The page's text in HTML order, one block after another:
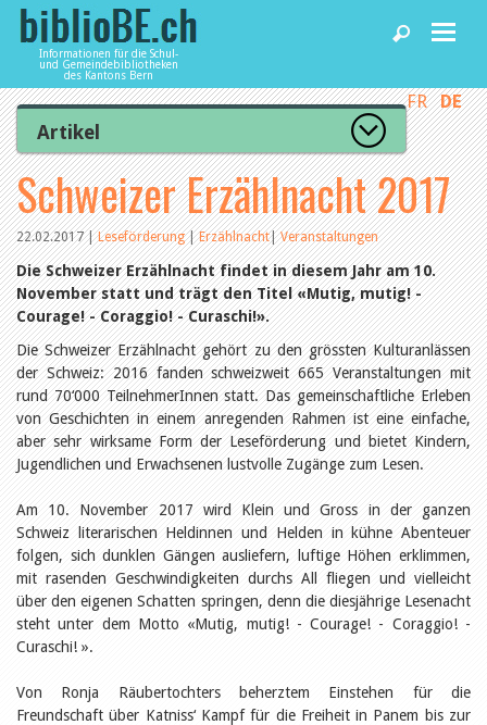
Informationen für die Schul-
und Gemeindebibliotheken
des Kantons Bern
Home
News und Fachbeiträge
Bibliotheken
Agenda
Dienstleistungen
biblioBE nutzen
FR DE
Artikel
Zur Artikelübersicht
Lesenswert
Gut bewertet
Kategorien
Aus dem Amt für Kultur
Aus der Kommission
Aus den Bibliotheken
Organisation
Raum und Infrastruktur
Bestand
Benutzung
Finanzen
Personal
Qualitätsmanagement
Recht und Politik
Leseförderung
Aus aller Welt
Verschiedenes
Lesetipps
Tags
Aus- und Weiterbildung
Veranstaltungen
Bibliothek und Schule
Bibliotheksförderung
Schweizer Erzählnacht 2017
22.02.2017|Leseförderung|Erzählnacht|Veranstaltungen
Die Schweizer Erzählnacht findet in diesem Jahr am 10.
November statt und trägt den Titel «Mutig, mutig! -
Courage! - Coraggio! - Curaschi!».
Die Schweizer Erzählnacht gehört zu den grössten Kulturanlässen
der Schweiz: 2016 fanden schweizweit 665 Veranstaltungen mit
rund 70‘000 TeilnehmerInnen statt. Das gemeinschaftliche Erleben
von Geschichten in einem anregenden Rahmen ist eine einfache,
aber sehr wirksame Form der Leseförderung und bietet Kindern,
Jugendlichen und Erwachsenen lustvolle Zugänge zum Lesen.
Am 10. November 2017 wird Klein und Gross in der ganzen
Schweiz literarischen Heldinnen und Helden in kühne Abenteuer
folgen, sich dunklen Gängen ausliefern, luftige Höhen erklimmen,
mit rasenden Geschwindigkeiten durchs All fliegen und vielleicht
über den eigenen Schatten springen, denn die diesjährige Lesenacht
steht unter dem Motto «Mutig, mutig! - Courage! - Coraggio! -
Curaschi! ».
Von Ronja Räubertochters beherztem Einstehen für die
Freundschaft über Katniss‘ Kampf für die Freiheit in Panem bis zur